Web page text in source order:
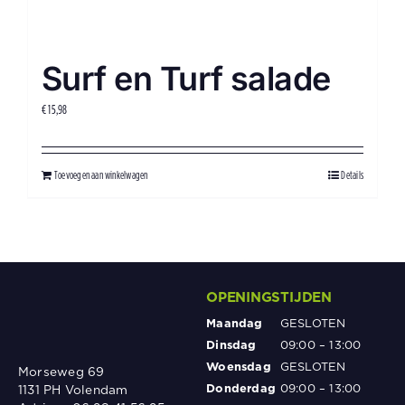
Surf en Turf salade
€15,98
Toevoegen aan winkelwagen Details
Morseweg 69
1131 PH Volendam
OPENINGSTIJDEN
Maandag
GESLOTEN
Dinsdag
09:00 – 13:00
Woensdag
GESLOTEN
Donderdag 09:00 – 13:00